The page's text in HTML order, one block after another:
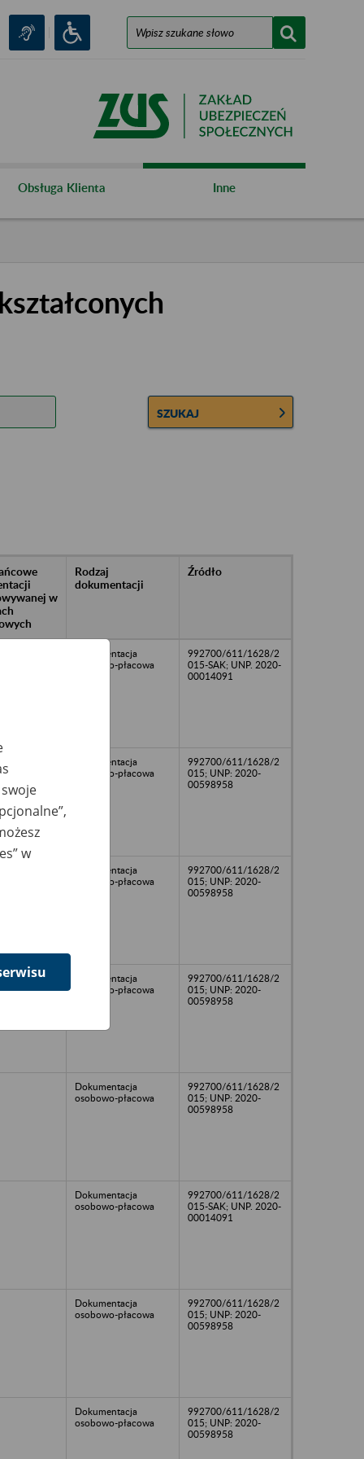
Obsługa Klienta Inne
SZUKAJ
w
Rodzaj
dokumentacji
Źródło
Dokumentacja
osobowo-płacowa
992700/611/1628/2
015-SAK; UNP. 2020-
00014091
Dokumentacja
osobowo-płacowa
992700/611/1628/2
015; UNP: 2020-
00598958
Dokumentacja
osobowo-płacowa
992700/611/1628/2
015; UNP: 2020-
00598958
Dokumentacja
osobowo-płacowa
992700/611/1628/2
015; UNP: 2020-
00598958
Dokumentacja
osobowo-płacowa
992700/611/1628/2
015; UNP: 2020-
00598958
Dokumentacja
osobowo-płacowa
992700/611/1628/2
015-SAK; UNP. 2020-
00014091
Dokumentacja
osobowo-płacowa
992700/611/1628/2
015; UNP: 2020-
00598958
Dokumentacja
osobowo-płacowa
992700/611/1628/2
015; UNP: 2020-
00598958
w